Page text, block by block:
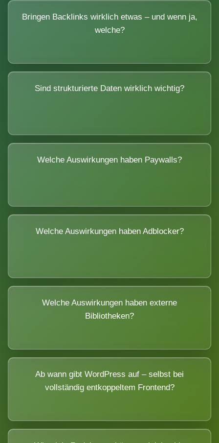
Bringen Backlinks wirklich etwas – und wenn ja,
welche?
Sind strukturierte Daten wirklich wichtig?
Welche Auswirkungen haben Paywalls?
Welche Auswirkungen haben Adblocker?
Welche Auswirkungen haben externe
Bibliotheken?
Ab wann gibt WordPress auf – selbst bei
vollständig entkoppeltem Frontend?